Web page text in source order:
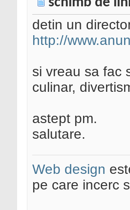
schimb de
detin un
http://
si vreau sa fac
culinar,
astept pm.
salutare.
Web design
pe care incerc